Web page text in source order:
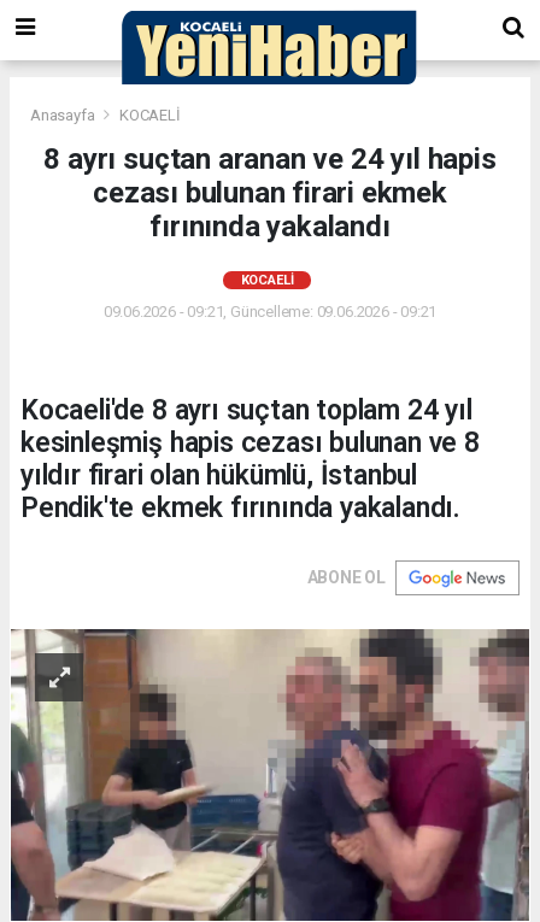
Anasayfa KOCAELİ
8 ayrı suçtan aranan ve 24 yıl hapis
cezası bulunan firari ekmek
fırınında yakalandı
KOCAELİ
09.06.2026 - 09:21, Güncelleme: 09.06.2026 - 09:21
Kocaeli'de 8 ayrı suçtan toplam 24 yıl
kesinleşmiş hapis cezası bulunan ve 8
yıldır firari olan hükümlü, İstanbul
Pendik'te ekmek fırınında yakalandı.
ABONE OL